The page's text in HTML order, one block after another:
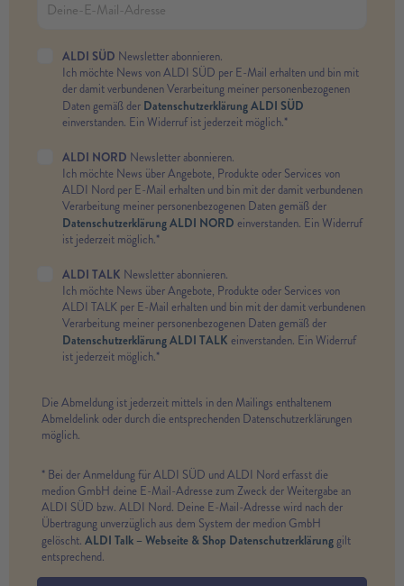
ALDI SÜD Newsletter abonnieren.
Ich möchte News von ALDI SÜD per E-Mail erhalten und bin mit
der damit verbundenen Verarbeitung meiner personenbezogenen
Daten gemäß der Datenschutzerklärung ALDI SÜD
einverstanden. Ein Widerruf ist jederzeit möglich.*
ALDI NORD Newsletter abonnieren.
Ich möchte News über Angebote, Produkte oder Services von
ALDI Nord per E-Mail erhalten und bin mit der damit verbundenen
Verarbeitung meiner personenbezogenen Daten gemäß der
Datenschutzerklärung ALDI NORD einverstanden. Ein Widerruf
ist jederzeit möglich.*
ALDI TALK Newsletter abonnieren.
Ich möchte News über Angebote, Produkte oder Services von
ALDI TALK per E-Mail erhalten und bin mit der damit verbundenen
Verarbeitung meiner personenbezogenen Daten gemäß der
Datenschutzerklärung ALDI TALK einverstanden. Ein Widerruf
ist jederzeit möglich.*
Die Abmeldung ist jederzeit mittels in den Mailings enthaltenem
Abmeldelink oder durch die entsprechenden Datenschutzerklärungen
möglich.
* Bei der Anmeldung für ALDI SÜD und ALDI Nord erfasst die
medion GmbH deine E-Mail-Adresse zum Zweck der Weitergabe an
ALDI SÜD bzw. ALDI Nord. Deine E-Mail-Adresse wird nach der
Übertragung unverzüglich aus dem System der medion GmbH
gelöscht. ALDI Talk – Webseite & Shop Datenschutzerklärunggilt
entsprechend.